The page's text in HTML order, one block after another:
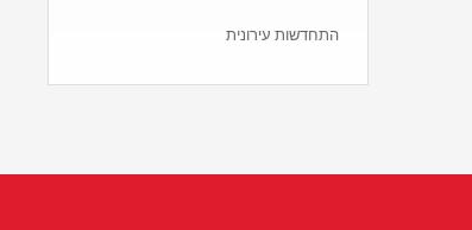
התחדשות עירונית